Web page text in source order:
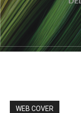
WEB COVER